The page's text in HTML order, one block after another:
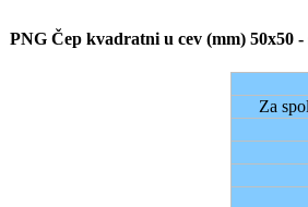
PNG Čep kvadratni u cev (mm) 50x50 -
Za